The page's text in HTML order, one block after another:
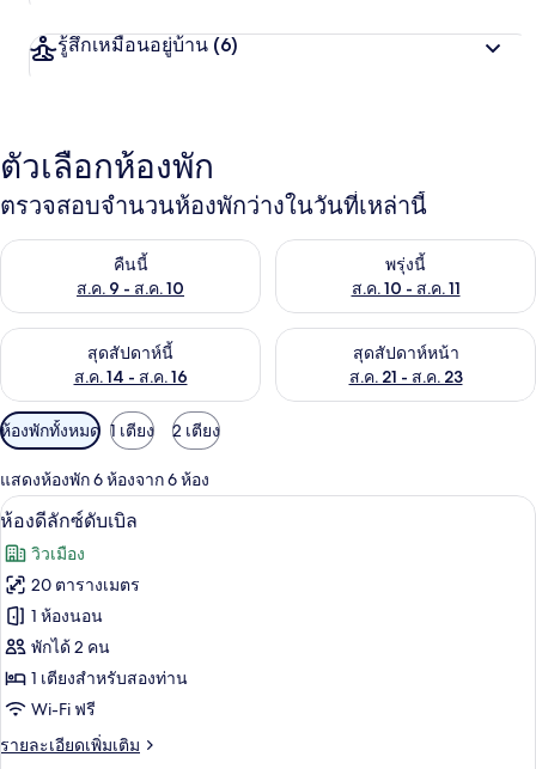
รู้สึกเหมือนอยู่บ้าน (6)
ตัวเลือกห้องพัก
ตรวจสอบจำนวนห้องพักว่างในวันที่เหล่านี้
คืนนี้
ส.ค. 9 - ส.ค. 10
ตรวจสอบจำนวนห้องพักว่างในคืนนี้ ส.ค. 9 - ส.ค. 10
พรุ่งนี้
ส.ค. 10 - ส.ค. 11
ตรวจสอบจำนวนห้องพักว่างใน
สุดสัปดาห์นี้
ส.ค. 14 - ส.ค. 16
ตรวจสอบจำนวนห้องพักว่างในสุดสัปดาห์นี้ ส.ค. 14 - ส.ค. 16
สุดสัปดาห์หน้า
ส.ค. 21 - ส.ค. 23
ตรวจสอบจำนวนห้องพักว่างใน
ตัว
กรอง
ที่
มี
ให้
สำหรับ
ห้อง
พัก
ห้องพักทั้งหมด 1 เตียง 2 เตียง
แสดงห้องพัก 6 ห้องจาก 6 ห้อง
เปิด
ภาพถ่าย
ทั้งหมด
ของ
ห้อง
ดี
ลัก
ซ์
ห้องดีลักซ์ดับเบิล | เครื่องนอนระดับพ
8
ห้องดีลักซ์ดับเบิล
วิวเมือง
20 ตารางเมตร
1 ห้องนอน
พักได้ 2 คน
1 เตียงสำหรับสองท่าน
Wi-Fi ฟรี
รายละเอียดเพิ่มเติม
ราย